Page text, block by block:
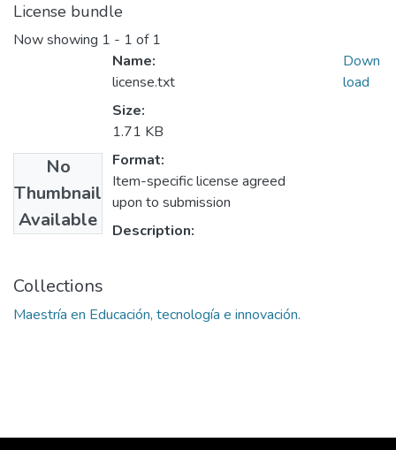
License bundle
Now showing 1 - 1 of 1
No
Thumbnail
Available
Name:
license.txt
Size:
1.71 KB
Format:
Item-specific license agreed
upon to submission
Description:
Down
load
Collections
Maestría en Educación, tecnología e innovación.